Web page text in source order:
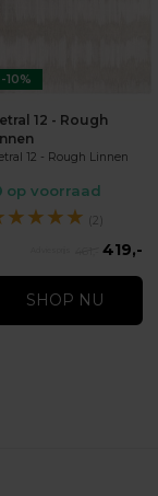
-10%
12 - Rough
12 - Rough Linnen
op voorraad
★★★★ (2)
419,-
SHOP NU